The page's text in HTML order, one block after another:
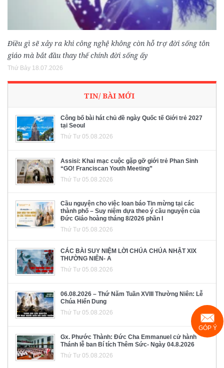
Điều gì sẽ xảy ra khi công nghệ không còn hỗ trợ đời sống tôn
giáo mà bắt đầu thay thế chính đời sống ấy
Thứ Bảy 18.07.2026
TIN/ BÀI MỚI
Công bố bài hát chủ đề ngày Quốc tế Giới trẻ 2027
tại Seoul
Thứ Tư 05.08.2026
Assisi: Khai mạc cuộc gặp gỡ giới trẻ Phan Sinh
“GO! Franciscan Youth Meeting”
Thứ Tư 05.08.2026
Cầu nguyện cho việc loan báo Tin mừng tại các
thành phố – Suy niệm dựa theo ý cầu nguyện của
Đức Giáo hoàng tháng 8/2026 phần I
Thứ Tư 05.08.2026
CÁC BÀI SUY NIỆM LỜI CHÚA CHÚA NHẬT XIX
THƯỜNG NIÊN- A
Thứ Tư 05.08.2026
06.08.2026 – Thứ Năm Tuần XVIII Thường Niên: Lễ
Chúa Hiển Dung
Thứ Tư 05.08.2026
Gx. Phước Thành: Đức Cha Emmanuel cử hành
Thánh lễ ban Bí tích Thêm Sức- Ngày 04.8.2026
Thứ Tư 05.08.2026
GÓP Ý